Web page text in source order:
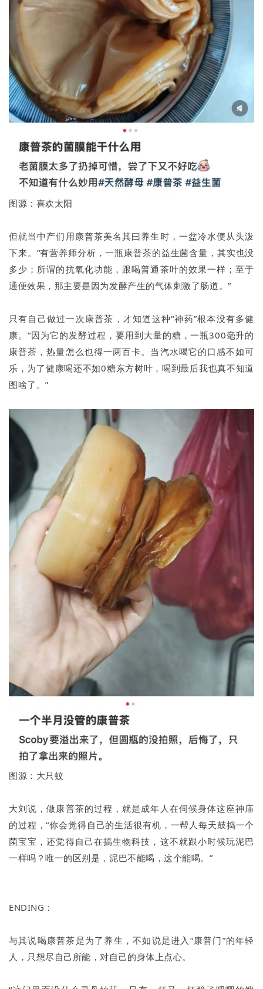
图源：喜欢太阳
但就当中产们用康普茶美名其曰养生时，一盆冷水便从头泼
下来。“有营养师分析，一瓶康普茶的益生菌含量，其实也没
多少；所谓的抗氧化功能，跟喝普通茶叶的效果一样；至于
通便效果，那主要是因为发酵产生的气体刺激了肠道。”
只有自己做过一次康普茶，才知道这种“神药”根本没有多健
康。“因为它的发酵过程，要用到大量的糖，一瓶300毫升的
康普茶，热量怎么也得一两百卡。当汽水喝它的口感不如可
乐，为了健康喝还不如0糖东方树叶，喝到最后我也真不知道
图啥了。”
图源：大只蚊
大刘说，做康普茶的过程，就是成年人在伺候身体这座神庙
的过程，“你会觉得自己的生活很有机，一帮人每天鼓捣一个
菌宝宝，还觉得自己在搞生物科技，这不就跟小时候玩泥巴
一样吗？唯一的区别是，泥巴不能喝，这个能喝。”
ENDING：
与其说喝康普茶是为了养生，不如说是进入“康普门”的年轻
人，只想尽自己所能，对自己的身体上点心。